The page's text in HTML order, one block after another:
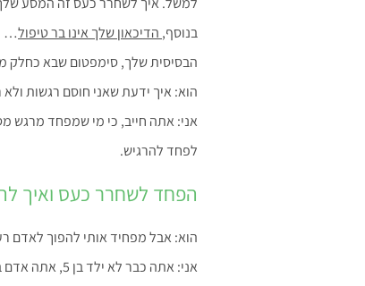
בנוסף, הדיכאון שלך אינו בר טיפול…
הבסיסית שלך, סימפטום שבא כחלק
הוא: איך ידעת שאני חוסם רגשות
אני: אתה חייב, כי מי שמפחד מרגש
לפחד להרגיש.
הפחד לשחרר כעס ואיך
הוא: אבל מפחיד אותי להפוך לאדם רע
אני: אתה כבר